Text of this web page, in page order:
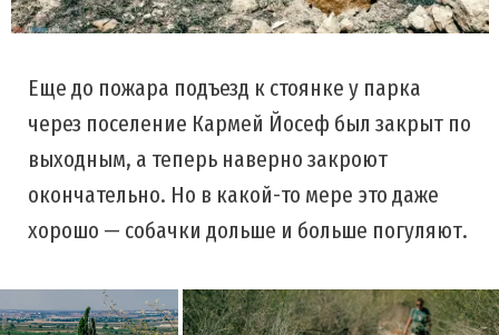
Еще до пожара подъезд к стоянке у парка
через поселение Кармей Йосеф был закрыт по
выходным, а теперь наверно закроют
окончательно. Но в какой-то мере это даже
хорошо — собачки дольше и больше погуляют.